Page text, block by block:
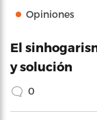
Opiniones
El
y solución
0